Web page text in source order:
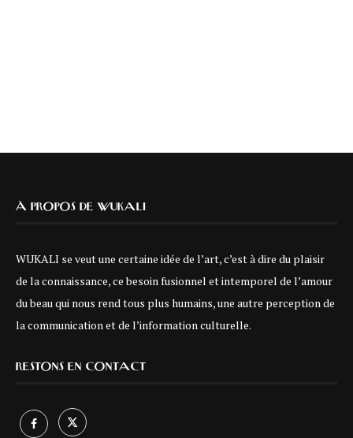
À PROPOS DE WUKALI
WUKALI se veut une certaine idée de l’art, c’est à dire du plaisir
de la connaissance, ce besoin fusionnel et intemporel de l’amour
du beau qui nous rend tous plus humains, une autre perception de
la communication et de l’information culturelle.
RESTONS EN CONTACT